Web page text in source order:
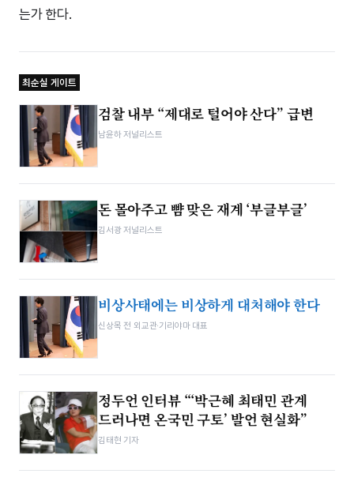
는가 한다.
최순실 게이트
검찰 내부 “제대로 털어야 산다” 급변
남윤하 저널리스트
돈 몰아주고 뺨 맞은 재계 ‘부글부글’
김서광 저널리스트
비상사태에는 비상하게 대처해야 한다
신상목 전 외교관·기리야마 대표
정두언 인터뷰 “‘박근혜 최태민 관계
드러나면 온국민 구토’ 발언 현실화”
김태현 기자